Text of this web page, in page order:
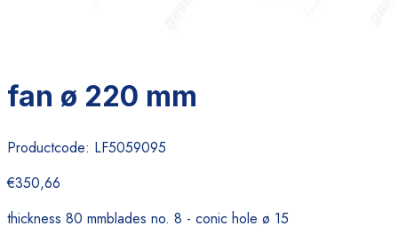
fan ø 220 mm
Productcode: LF5059095
€350,66
thickness 80 mmblades no. 8 - conic hole ø 15